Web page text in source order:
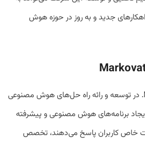
جدید و به روز در حوزه هوش
شرکت Markovate Inc. در توسعه و رائه راه حل‌های هوش مصنوعی
برنامه‌های هوش مصنوعی و پیشرفته
خاص کاربران پاسخ می‌دهند، تخصص